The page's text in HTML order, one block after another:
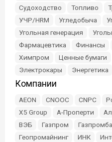
Судоходство
Топливо
УЧР/HRM
Угледобыча
Угольная генерация
Фармацевтика
Финансы
Химпром
Ценные бумаги
Электрокары
Энергетика
Компании
AEON CNOOC CNPC
X5 Group
А-Проперти
ВЭБ
Газпром
Геопромайнинг
ИНК